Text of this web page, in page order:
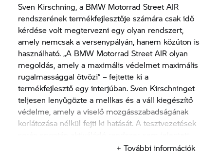
Sven Kirschning, a BMW MotorradStreet AIR
rendszerének termékfejlesztője számára csak idő
kérdése volt megtervezni egy olyan rendszert,
amely nemcsak a versenypályán, hanem közúton is
használható. „A BMW MotorradStreet AIR olyan
megoldás, amely a maximális védelmet maximális
rugalmassággal ötvözi” – fejtette ki a
termékfejlesztő egy interjúban. Sven Kirschninget
teljesen lenyűgözte a mellkas és a váll kiegészítő
védelme, amely a viselő mozgásszabadságának
korlátozása nélkül fejti ki hatását. A tesztvezetések
+ További információk